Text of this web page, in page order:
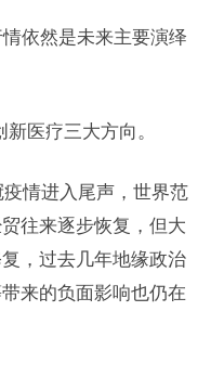
依然是未来主要演绎
新医疗三大方向。
情进入尾声，世界范
往来逐步恢复，但大
，过去几年地缘政治
来的负面影响也仍在